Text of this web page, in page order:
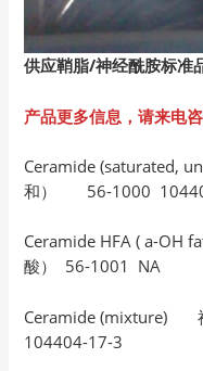
供应鞘脂/神经酰胺标准
产品更多信息，请来电
Ceramide (saturated,
和） 56-1000
Ceramide HFA ( a-OH
酸） 56-1001 NA
Ceramide (mixture)
104404-17-3